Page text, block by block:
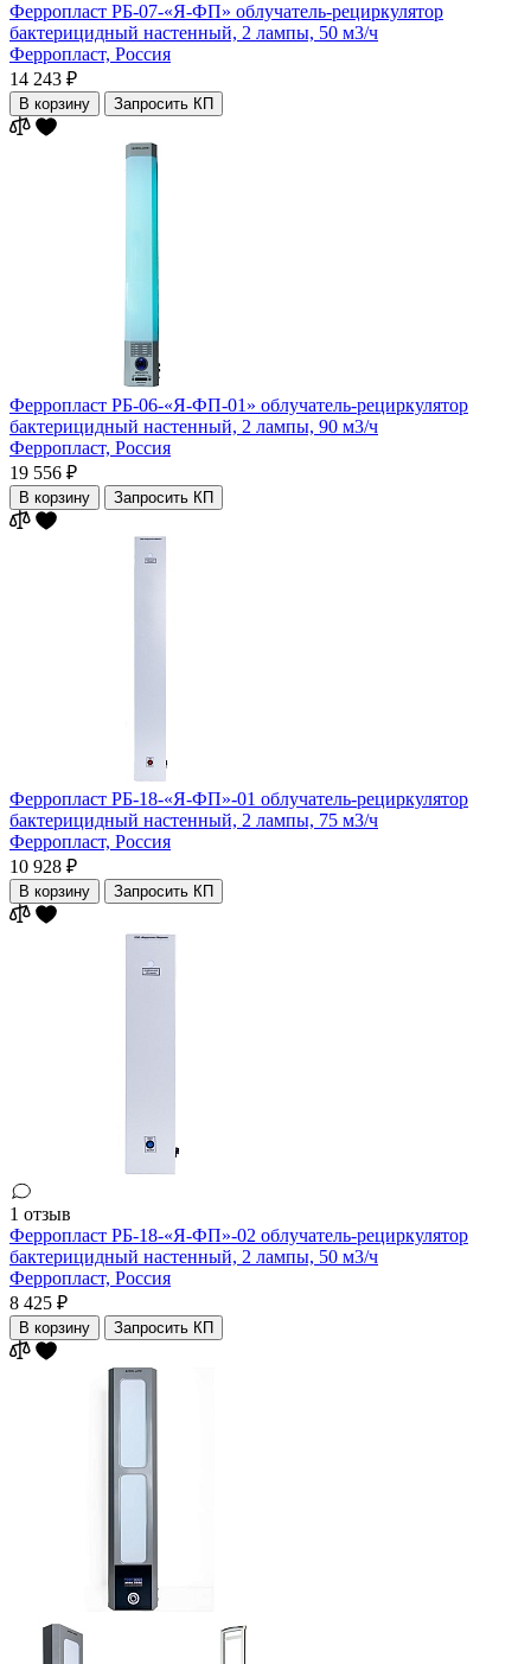
Ферропласт РБ-07-«Я-ФП» облучатель-рециркулятор
бактерицидный настенный, 2 лампы, 50 м3/ч
Ферропласт, Россия
14 243 ₽
В корзину Запросить КП
Ферропласт РБ-06-«Я-ФП-01» облучатель-рециркулятор
бактерицидный настенный, 2 лампы, 90 м3/ч
Ферропласт, Россия
19 556 ₽
В корзину Запросить КП
Ферропласт РБ-18-«Я-ФП»-01 облучатель-рециркулятор
бактерицидный настенный, 2 лампы, 75 м3/ч
Ферропласт, Россия
10 928 ₽
В корзину Запросить КП
1 отзыв
Ферропласт РБ-18-«Я-ФП»-02 облучатель-рециркулятор
бактерицидный настенный, 2 лампы, 50 м3/ч
Ферропласт, Россия
8 425 ₽
В корзину Запросить КП